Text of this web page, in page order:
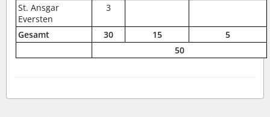
St. Ansgar
Eversten
3
Gesamt 30 15
5
50